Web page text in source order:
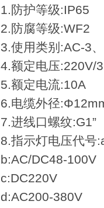
1.防护等级:IP65
2.防腐等级:WF2
3.使用类别:AC-3
4.额定电压:220V/
5.额定电流:10A
6.电缆外径
7.进线口螺纹:G1”
8.指示灯电压代号
b:AC/DC48-100V
c:DC220V
d:AC200-380V